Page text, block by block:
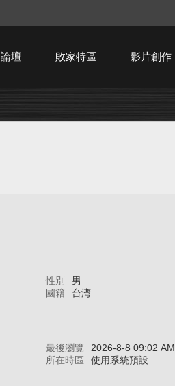
論壇 敗家特區 影片創作
性別
男
國籍 台湾
最後瀏覽
2026-8-8 09:02 AM
所在時區 使用系統預設